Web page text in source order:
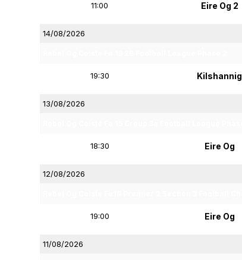
11:00 Eire Og 2
14/08/2026
19:30 Kilshannig
13/08/2026
18:30 Eire Og
12/08/2026
19:00 Eire Og
11/08/2026